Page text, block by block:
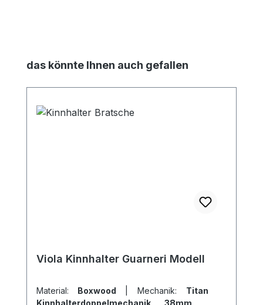
Produktgalerie überspringen
das könnte Ihnen auch gefallen
Viola Kinnhalter Guarneri Modell
Material: Boxwood Mechanik: Titan
Kinnhalterdoppelmechanik 38mm